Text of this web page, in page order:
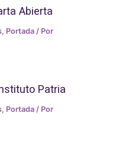
Abierta
, Portada / Por
Patria
, Portada / Por